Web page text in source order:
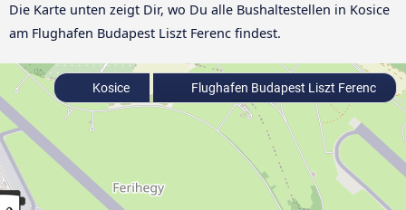
Die Karte unten zeigt Dir, wo Du alle Bushaltestellen in Kosice
am Flughafen Budapest Liszt Ferenc findest.
Kosice Flughafen Budapest Liszt Ferenc